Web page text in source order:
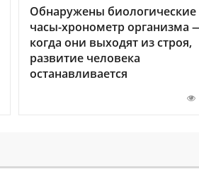
Обнаружены биологические
часы-хронометр организма
когда они выходят из строя,
развитие человека
останавливается